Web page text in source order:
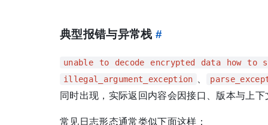
典型报错与异常栈 #
unable to decode encrypted data how
illegal_argument_exception 、
同时出现，实际返回内容会因接口、版本与上下
常见日志形态通常类似下面这样：